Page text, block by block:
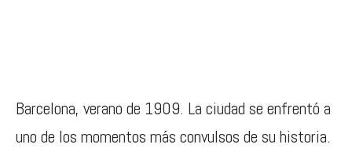
Barcelona, verano de 1909. La ciudad se enfrentó a
uno de los momentos más convulsos de su historia.